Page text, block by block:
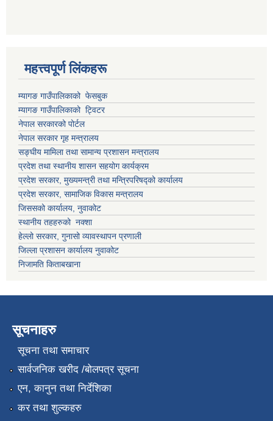
महत्त्वपूर्ण लिंकहरू
म्यागङ गाउँपालिकाको फेसबुक
म्यागङ गाउँपालिकाको ट्विटर
नेपाल सरकारको पोर्टल
नेपाल सरकार गृह मन्त्रालय
सङ्घीय मामिला तथा सामान्य प्रशासन मन्त्रालय
प्रदेश तथा स्थानीय शासन सहयोग कार्यक्रम
प्रदेश सरकार, मुख्यमन्त्री तथा मन्त्रिपरिषद्को कार्यालय
प्रदेश सरकार, सामाजिक विकास मन्त्रालय
जिससको कार्यालय, नुवाकोट
स्थानीय तहहरुको नक्शा
हेल्लो सरकार, गुनासो व्यावस्थापन प्रणाली
जिल्ला प्रशासन कार्यालय नुवाकोट
निजामति किताबखाना
सूचनाहरु
सूचना तथा समाचार
सार्वजनिक खरीद /बोलपत्र सूचना
एन, कानुन तथा निर्देशिका
कर तथा शुल्कहरु